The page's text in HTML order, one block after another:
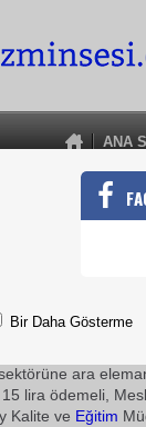
ANA
Aquapark
açmaya
ara
15 lira ödemeli,
Kalite ve Eğitim
Bir Daha Gösterme